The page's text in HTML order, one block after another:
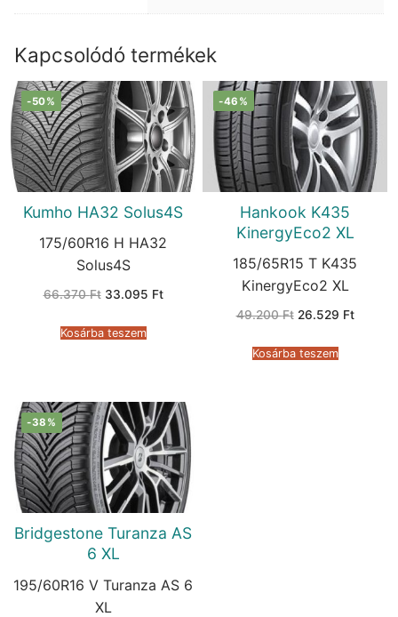
Kapcsolódó termékek
-50%
Kumho HA32 Solus4S
175/60R16 H HA32
Solus4S
66.370Ft Original
66.370 Ft.
33.095 FtCurrent
Kosárba teszem
-46%
Hankook K435
KinergyEco2 XL
185/65R15 T K435
KinergyEco2 XL
49.200Ft Original
49.200 Ft.
26.529 FtCurrent
Kosárba teszem
-38%
Bridgestone Turanza AS
6 XL
195/60R16 V Turanza AS 6
XL